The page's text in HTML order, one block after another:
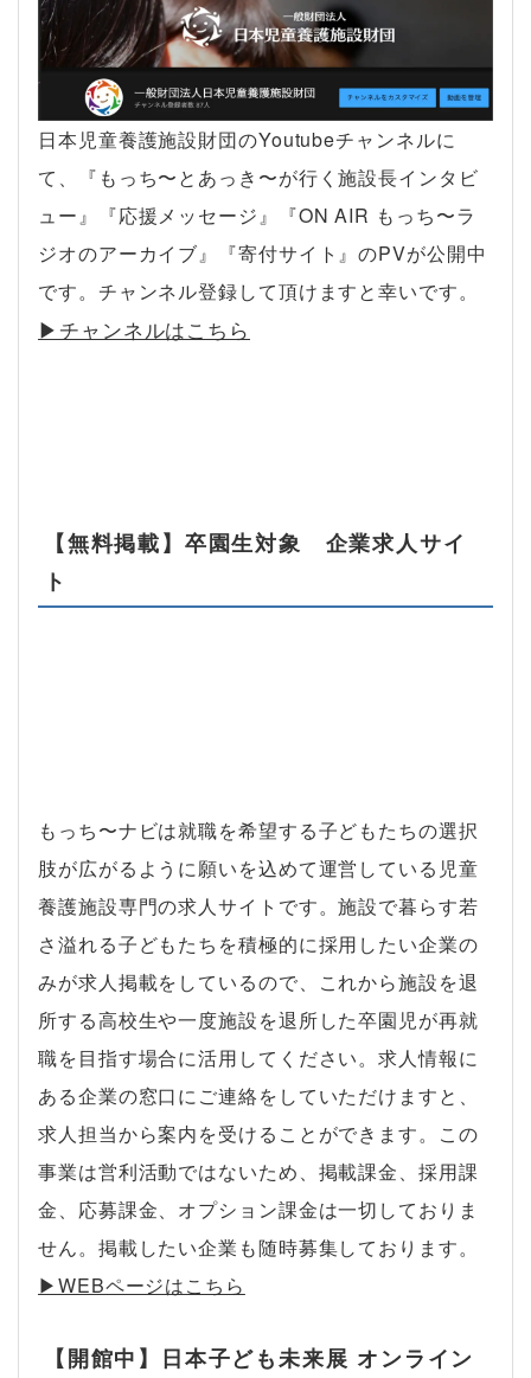
日本児童養護施設財団のYoutubeチャンネルに
て、『もっち〜とあっき〜が行く施設長インタビ
ュー』『応援メッセージ』『ON AIR もっち〜ラ
ジオのアーカイブ』『寄付サイト』のPVが公開中
です。チャンネル登録して頂けますと幸いです。
▶︎チャンネルはこちら
【無料掲載】卒園生対象 企業求人サイ
ト
もっち〜ナビは就職を希望する子どもたちの選択
肢が広がるように願いを込めて運営している児童
養護施設専門の求人サイトです。施設で暮らす若
さ溢れる子どもたちを積極的に採用したい企業の
みが求人掲載をしているので、これから施設を退
所する高校生や一度施設を退所した卒園児が再就
職を目指す場合に活用してください。求人情報に
ある企業の窓口にご連絡をしていただけますと、
求人担当から案内を受けることができます。この
事業は営利活動ではないため、掲載課金、採用課
金、応募課金、オプション課金は一切しておりま
せん。掲載したい企業も随時募集しております。
▶︎WEBページはこちら
【開館中】日本子ども未来展 オンライン